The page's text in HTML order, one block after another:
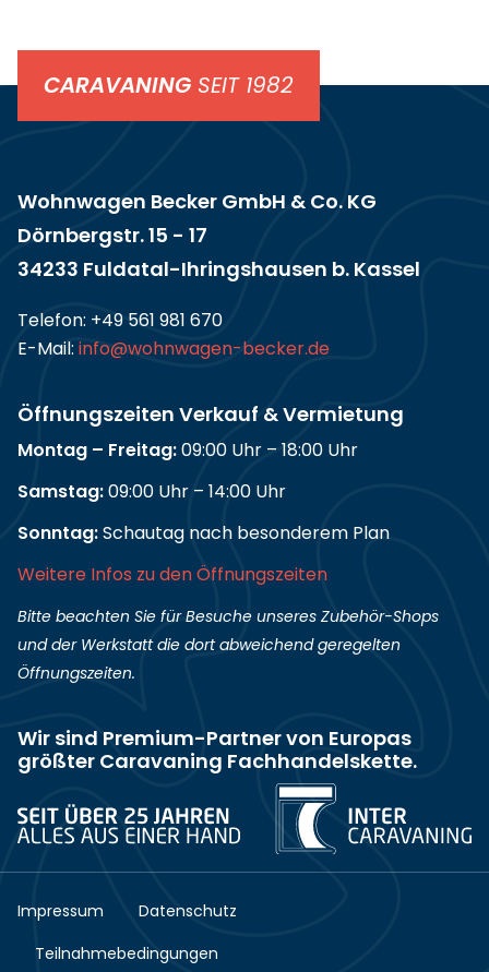
CARAVANING SEIT 1982
Wohnwagen Becker GmbH & Co. KG
Dörnbergstr. 15 - 17
34233 Fuldatal-Ihringshausen b. Kassel
Telefon: +49 561 981 670
E-Mail: info@wohnwagen-becker.de
Öffnungszeiten Verkauf & Vermietung
Montag – Freitag:09:00 Uhr – 18:00 Uhr
Samstag:09:00 Uhr – 14:00 Uhr
Sonntag:Schautag nach besonderem Plan
Weitere Infos zu den Öffnungszeiten
Bitte beachten Sie für Besuche unseres Zubehör-Shops
und der Werkstatt die dort abweichend geregelten
Öffnungszeiten.
Wir sind Premium-Partner von Europas
größter Caravaning Fachhandelskette.
Impressum
Datenschutz
Teilnahmebedingungen